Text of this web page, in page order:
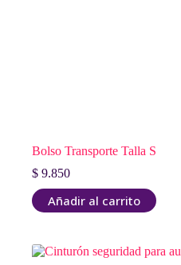
Bolso Transporte Talla S
$ 9.850
Añadir al carrito